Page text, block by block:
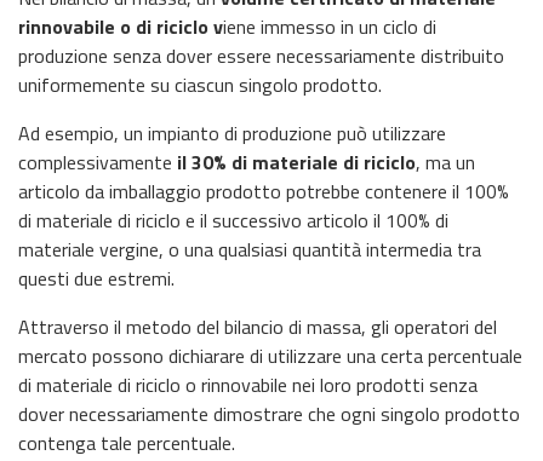
rinnovabile o di riciclo viene immesso in un ciclo di
produzione senza dover essere necessariamente distribuito
uniformemente su ciascun singolo prodotto.
Ad esempio, un impianto di produzione può utilizzare
complessivamente il 30% di materiale di riciclo, ma un
articolo da imballaggio prodotto potrebbe contenere il 100%
di materiale di riciclo e il successivo articolo il 100% di
materiale vergine, o una qualsiasi quantità intermedia tra
questi due estremi.
Attraverso il metodo del bilancio di massa, gli operatori del
mercato possono dichiarare di utilizzare una certa percentuale
di materiale di riciclo o rinnovabile nei loro prodotti senza
dover necessariamente dimostrare che ogni singolo prodotto
contenga tale percentuale.